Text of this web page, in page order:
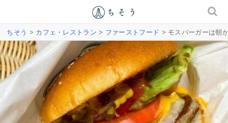
ちそう > カフェ・レストラン > ファーストフード > モスバーガーは朝